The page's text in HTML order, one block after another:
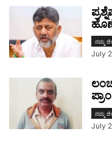
ನಮ್ಮ
July
ನಮ್ಮ
July